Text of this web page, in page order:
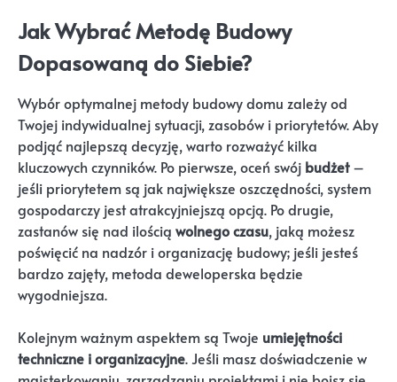
Jak Wybrać Metodę Budowy
Dopasowaną do Siebie?
Wybór optymalnej metody budowy domu zależy od
Twojej indywidualnej sytuacji, zasobów i priorytetów. Aby
podjąć najlepszą decyzję, warto rozważyć kilka
kluczowych czynników. Po pierwsze, oceń swój budżet–
jeśli priorytetem są jak największe oszczędności, system
gospodarczy jest atrakcyjniejszą opcją. Po drugie,
zastanów się nad ilością wolnego czasu, jaką możesz
poświęcić na nadzór i organizację budowy; jeśli jesteś
bardzo zajęty, metoda deweloperska będzie
wygodniejsza.
Kolejnym ważnym aspektem są Twoje umiejętności
techniczne i organizacyjne. Jeśli masz doświadczenie w